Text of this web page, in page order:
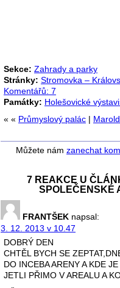
Sekce: Zahrady a parky
Stránky: Stromovka –
Komentářů: 7
Památky: Holešovické
« « Průmyslový palác |
Můžete nám zanechat
7 REAKCE U
SPOLEČENSKÉ
FRANTŠEK napsal:
3. 12. 2013 v 10.47
DOBRÝ DEN
CHTĚL BYCH SE
DO INCEBA ARENY A KDE
JETLI PŘIMO V AREALU A